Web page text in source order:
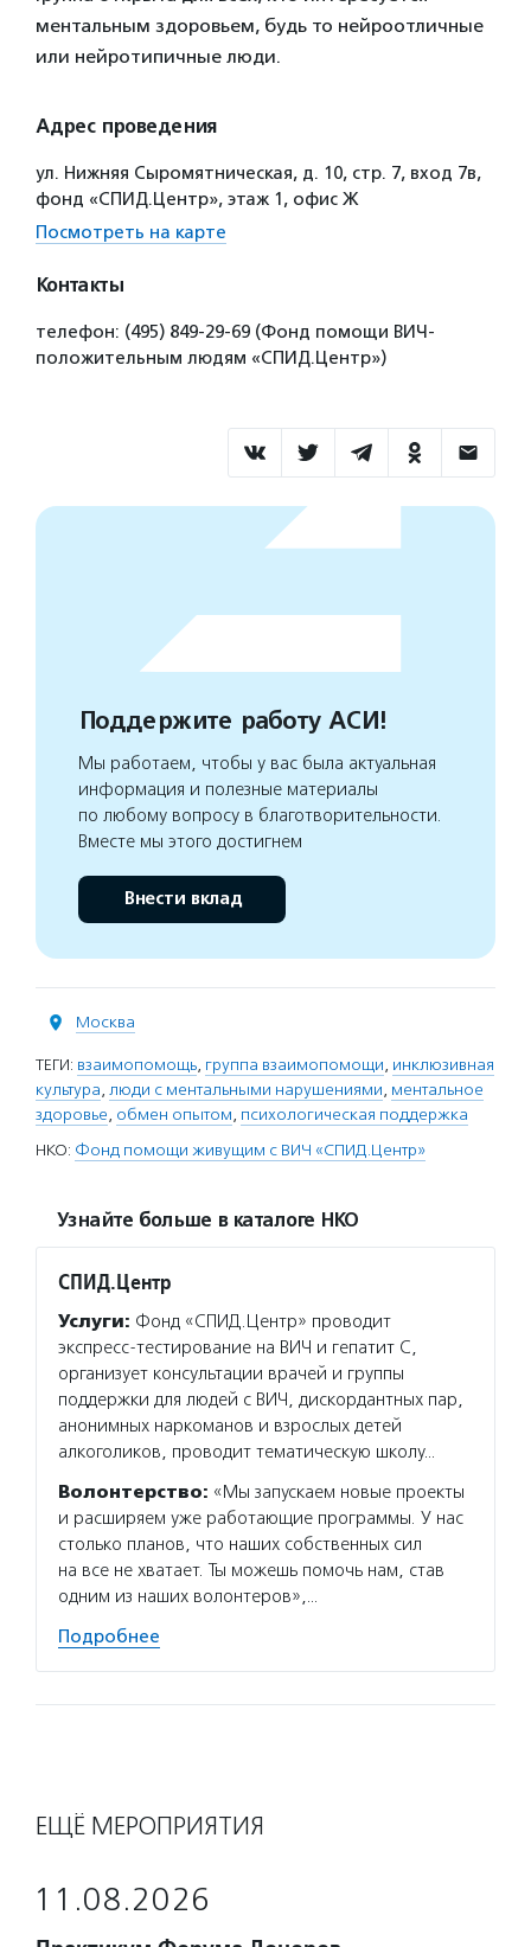
ментальным здоровьем, будь то нейроотличные
или нейротипичные люди.
Адрес проведения
ул. Нижняя Сыромятническая, д. 10, стр. 7, вход 7в,
фонд «СПИД.Центр», этаж 1, офис Ж
Посмотреть на карте
Контакты
телефон: (495) 849-29-69 (Фонд помощи ВИЧ-
положительным людям «СПИД.Центр»)
Поддержите работу АСИ!
Мы работаем, чтобы у вас была актуальная
информация и полезные материалы
по любому вопросу в благотворительности.
Вместе мы этого достигнем
Внести вклад
Москва
ТЕГИ: взаимопомощь, группа взаимопомощи, инклюзивная
культура, люди с ментальными нарушениями, ментальное
здоровье, обмен опытом, психологическая поддержка
НКО: Фонд помощи живущим с ВИЧ «СПИД.Центр»
Узнайте больше в каталоге НКО
СПИД.Центр
Услуги: Фонд «СПИД.Центр» проводит
экспресс-тестирование на ВИЧ и гепатит С,
организует консультации врачей и группы
поддержки для людей с ВИЧ, дискордантных пар,
анонимных наркоманов и взрослых детей
алкоголиков, проводит тематическую школу…
Волонтерство: «Мы запускаем новые проекты
и расширяем уже работающие программы. У нас
столько планов, что наших собственных сил
на все не хватает. Ты можешь помочь нам, став
одним из наших волонтеров»,…
Подробнее
ЕЩЁ МЕРОПРИЯТИЯ
11.08.2026